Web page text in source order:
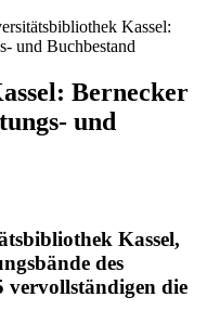
Kassel:
und Buchbestand
Bernecker
und
Kassel,
des
vervollständigen die